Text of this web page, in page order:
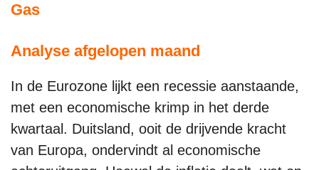
Gas
Analyse afgelopen maand
In de Eurozone lijkt een recessie aanstaande,
met een economische krimp in het derde
kwartaal. Duitsland, ooit de drijvende kracht
van Europa, ondervindt al economische